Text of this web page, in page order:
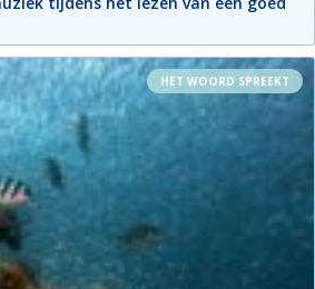
HET WOORD SPREEKT